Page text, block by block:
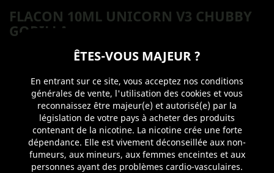
FLACON 10ML UNICORN V3 CHUBBY
GORILLA
Flacon vide d'une contenance de 10ml avec bouchon
"sécurité enfant" et embout.
Quantité
 AJOUTER AU PANIER
ÊTES-VOUS MAJEUR ?
En entrant sur ce site, vous acceptez nos conditions
générales de vente, l'utilisation des cookies et vous
reconnaissez être majeur(e) et autorisé(e) par la
législation de votre pays à acheter des produits
contenant de la nicotine. La nicotine crée une forte
dépendance. Elle est vivement déconseillée aux non-
fumeurs, aux mineurs, aux femmes enceintes et aux
personnes ayant des problèmes cardio-vasculaires.